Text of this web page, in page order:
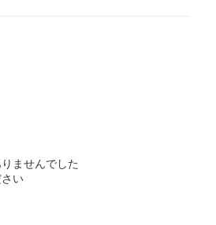
ませんでした
い